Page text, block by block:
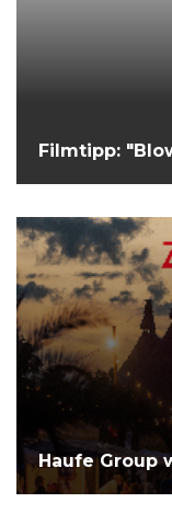
Filmtipp:
Haufe Group